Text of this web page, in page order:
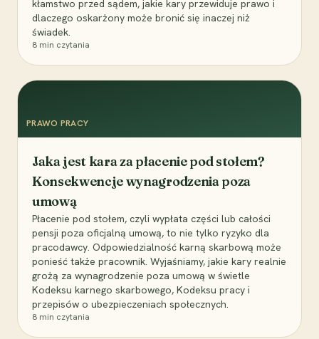
kłamstwo przed sądem, jakie kary przewiduje prawo i
dlaczego oskarżony może bronić się inaczej niż
świadek.
8 min czytania
PRAWO PRACY
Jaka jest kara za płacenie pod stołem?
Konsekwencje wynagrodzenia poza
umową
Płacenie pod stołem, czyli wypłata części lub całości
pensji poza oficjalną umową, to nie tylko ryzyko dla
pracodawcy. Odpowiedzialność karną skarbową może
ponieść także pracownik. Wyjaśniamy, jakie kary realnie
grożą za wynagrodzenie poza umową w świetle
Kodeksu karnego skarbowego, Kodeksu pracy i
przepisów o ubezpieczeniach społecznych.
8 min czytania